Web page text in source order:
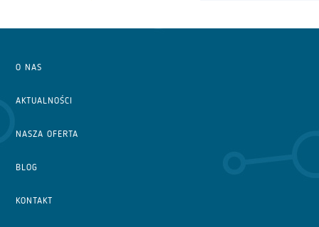
O NAS
AKTUALNOŚCI
NASZA OFERTA
BLOG
KONTAKT